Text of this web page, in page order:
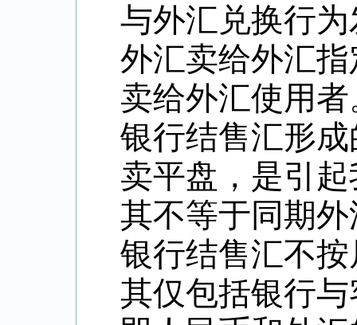
与外汇兑换行
外汇卖给外汇
卖给外汇使用
银行结售汇形
卖平盘，是引
其不等于同期
银行结售汇不
其仅包括银行